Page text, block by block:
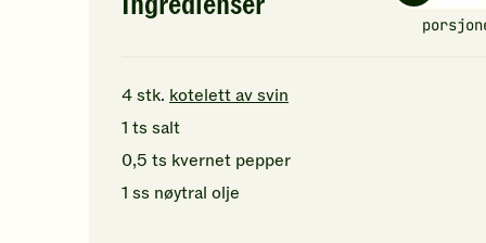
4stk. kotelett av svin
1 ts salt
0,5 ts kvernet pepper
1 ss nøytral olje